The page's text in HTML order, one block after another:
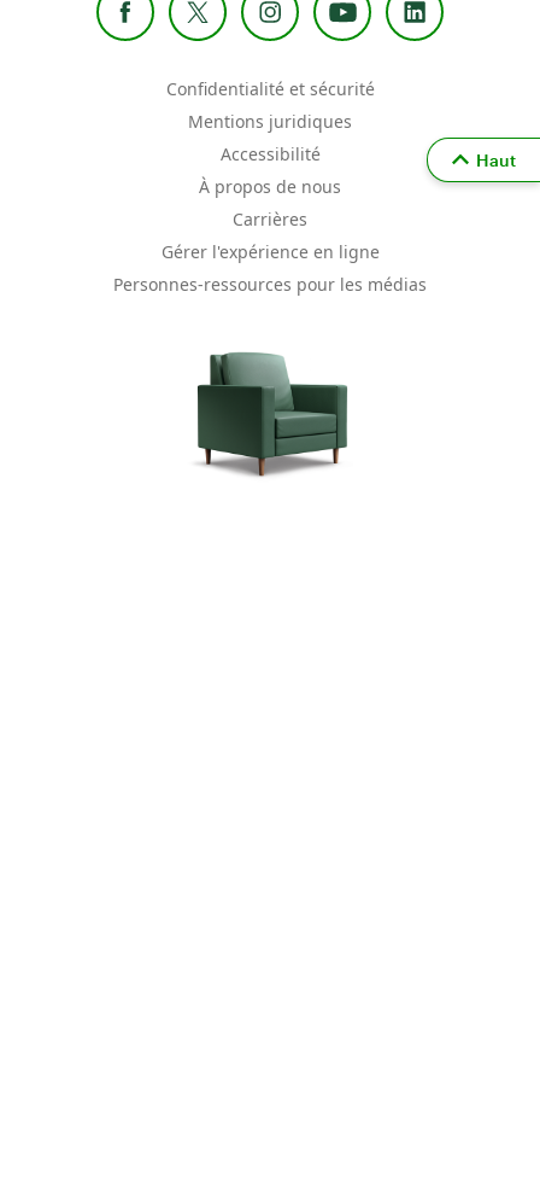
Confidentialité et sécurité
Mentions juridiques
Accessibilité
À propos de nous
Carrières
Gérer l'expérience en ligne
Personnes-ressources pour les médias
Haut